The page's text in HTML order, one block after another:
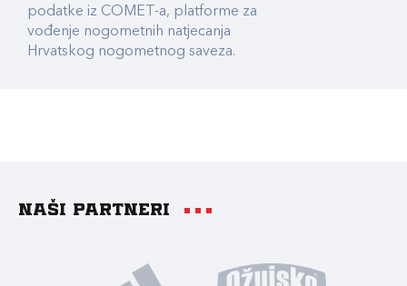
podatke iz COMET-a, platforme za
vođenje nogometnih natjecanja
Hrvatskog nogometnog saveza.
Naši partneri